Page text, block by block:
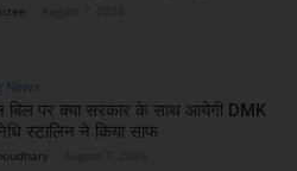
News
बिल पर क्या सरकार के साथ आयेगी DMK
स्टालिन ने किया साफ